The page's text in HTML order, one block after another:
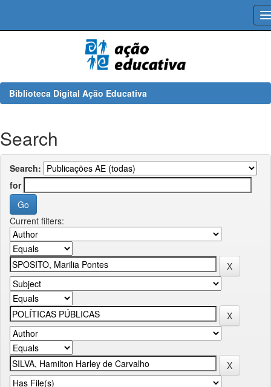
Biblioteca Digital Ação Educativa
Search
Search:
for
Current filters: